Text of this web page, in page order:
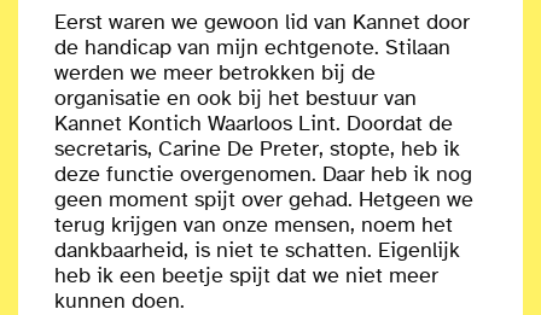
Eerst waren we gewoon lid van Kannet door
de handicap van mijn echtgenote. Stilaan
werden we meer betrokken bij de
organisatie en ook bij het bestuur van
Kannet Kontich Waarloos Lint. Doordat de
secretaris, Carine De Preter, stopte, heb ik
deze functie overgenomen. Daar heb ik nog
geen moment spijt over gehad. Hetgeen we
terug krijgen van onze mensen, noem het
dankbaarheid, is niet te schatten. Eigenlijk
heb ik een beetje spijt dat we niet meer
kunnen doen.